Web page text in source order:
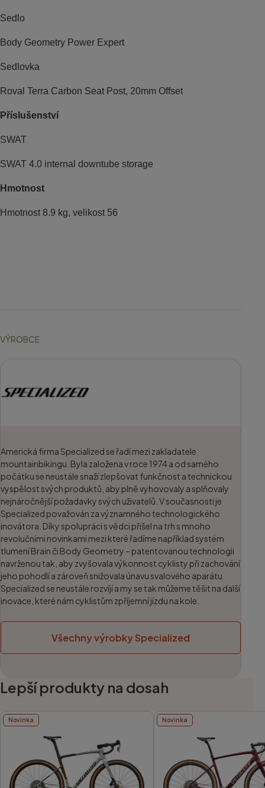
Sedlo
Body Geometry Power Expert
Sedlovka
Roval Terra Carbon Seat Post, 20mm Offset
Příslušenství
SWAT
SWAT 4.0 internal downtube storage
Hmotnost
Hmotnost 8.9 kg, velikost 56
VÝROBCE
Americká firma Specialized se řadí mezi zakladatele
mountainbikingu. Byla založena v roce 1974 a od samého
počátku se neustále snaží zlepšovat funkčnost a technickou
vyspělost svých produktů, aby plně vyhovovaly a splňovaly
nejnáročnější požadavky svých uživatelů. V současnosti je
Specialized považován za významného technologického
inovátora. Díky spolupráci s vědci přišel na trh s mnoho
revolučními novinkami mezi které řadíme například systém
tlumení Brain či Body Geometry – patentovanou technologii
navrženou tak, aby zvyšovala výkonnost cyklisty při zachování
jeho pohodlí a zároveň snižovala únavu svalového aparátu.
Specialized se neustále rozvíjí a my se tak můžeme těšit na další
inovace, které nám cyklistům zpříjemní jízdu na kole.
Všechny výrobky Specialized
Lepší produkty na dosah
Novinka Novinka